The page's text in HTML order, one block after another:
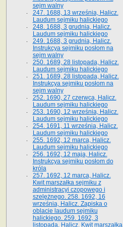
sejm walny
247. 1688, 13 września, Halicz.
Laudum sejmiku halickiego
248. 1688, 3 grudnia, Halicz.
Laudum sejmiku halickiego
249. 1688, 3 grudnia, Halicz.
Instrukcya sejmiku posłom na
sejm walny
250. 1689, 28 listopada, Halicz.
Laudum sejmiku halickiego
251. 1689, 28 listopada, Halicz.
Instrukcya sejmiku posłom na
sejm walny
252. 1690, 27 czerwca, Halicz.
Laudum sejmiku halickiego
253. 1690, 12 września, Halicz.
Laudum sejmiku halickiego
254. 1691, 11 września, Halicz.
Laudum sejmiku halickiego
255. 1692, 12 marca, Halicz.
Laudum sejmiku halickiego
256. 1692, 12 maja, Halicz.
Instrukcya sejmiku posłom do
króla
257. 1692, 12 marca, Halicz.
Kwit marszałka sejmiku z
administracyi czopowego i
szelężnego. 258. 1692, 16
września, Halicz. Zapiska o
oblacie laudum sejmiku
halickiego. 259. 1692, 3
listopada, Halicz. Kwit marszałka